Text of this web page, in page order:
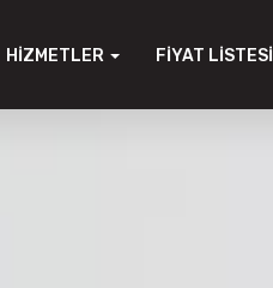
HIZMETLER FIYAT LISTESI